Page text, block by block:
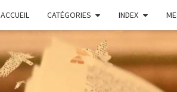
ACCUEIL CATÉGORIES INDEX